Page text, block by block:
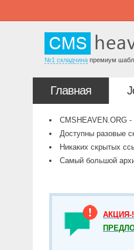
№1 складчина премиум
Главная
CMSHEAVEN.ORG
Доступны разовые
Никаких скрытых
Самый большой
АКЦИЯ-